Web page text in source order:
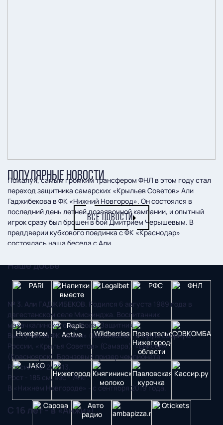
Пожалуй, самым громким трансфером ФНЛ в этом году стал
переход защитника самарских «Крыльев Советов» Али
Гаджибекова в ФК «Нижний Новгород». Он состоялся в
последний день летней дозаявочной кампании, и опытный
игрок сразу был брошен в бой Дмитрием Черышевым. В
преддверии кубкового поединка с ФК «Краснодар»
состоялась наша беседа с Али.
Наше досье
№ 3. Али ГАДЖИБЕКОВ . Родился 6 августа 1989 года в
дагестанском селе Мискинджа. Воспитанник
махачкалинского футбола. Защитник.
Выступал за ФК «Анжи» (Махачкала), вторую сборную
России, «Крылья Советов» (Самара), «Енисей»
(Красноярск). Бронзовый призер чемпионата
России-2012/2013.
Рост - 185 см, вес - 74 кг.
В «Нижнем Новгороде» - с сентября 2019 года.
С 16 лет - в «Анжи»!
ПОПУЛЯРНЫЕ НОВОСТИ
ВСЕ НОВОСТИ